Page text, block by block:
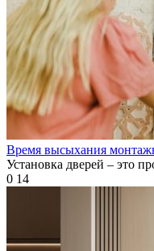
Время высыхания
Установка дверей – это
0 14